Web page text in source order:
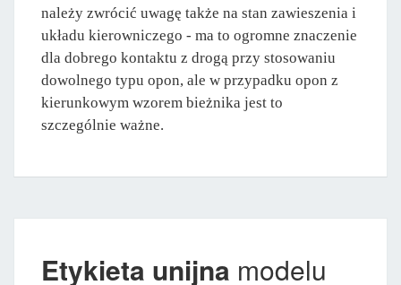
należy zwrócić uwagę także na stan zawieszenia i
układu kierowniczego - ma to ogromne znaczenie
dla dobrego kontaktu z drogą przy stosowaniu
dowolnego typu opon, ale w przypadku opon z
kierunkowym wzorem bieżnika jest to
szczególnie ważne.
Etykieta unijna modelu